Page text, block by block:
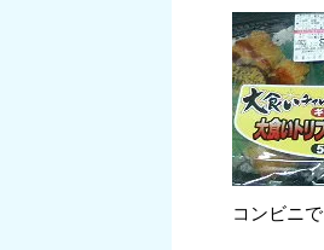
コンビニで